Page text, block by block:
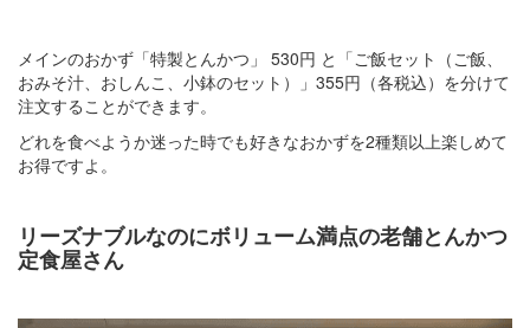
メインのおかず「特製とんかつ」 530円 と「ご飯セット（ご飯、
おみそ汁、おしんこ、小鉢のセット）」355円（各税込）を分けて
注文することができます。
どれを食べようか迷った時でも好きなおかずを2種類以上楽しめて
お得ですよ。
リーズナブルなのにボリューム満点の老舗とんかつ
定食屋さん